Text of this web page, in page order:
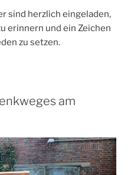
sind herzlich eingeladen,
erinnern und ein Zeichen
zu setzen.
am